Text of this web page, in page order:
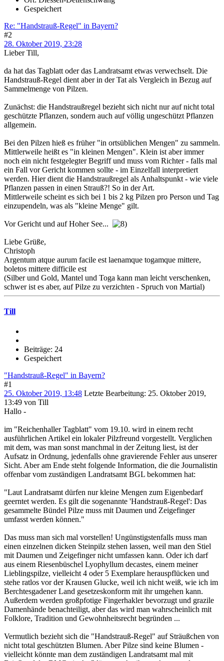
Gespeichert
Re: "Handstrauß-Regel" in Bayern?
#2
28. Oktober 2019, 23:28
Lieber Till,
da hat das Tagblatt oder das Landratsamt etwas verwechselt. Die
Handstrauß-Regel dient aber in der Tat als Vergleich in Bezug auf
Sammelmenge von Pilzen.
Zunächst: die Handstraußregel bezieht sich nicht nur auf nicht total
geschützte Pflanzen, sondern auch auf völlig ungeschützt Pflanzen
allgemein.
Bei den Pilzen hieß es früher "in ortsüblichen Mengen" zu sammeln.
Mittlerweile heißt es "in kleinen Mengen". Klein ist aber immer
noch ein nicht festgelegter Begriff und muss vom Richter - falls mal
ein Fall vor Gericht kommen sollte - im Einzelfall interpretiert
werden. Hier dient die Handstraußregel als Anhaltspunkt - wie viele
Pflanzen passen in einen Strauß?! So in der Art.
Mittlerweile scheint es sich bei 1 bis 2 kg Pilzen pro Person und Tag
einzupendeln, was als "kleine Menge" gilt.
Vor Gericht und auf Hoher See...
Liebe Grüße,
Christoph
Argentum atque aurum facile est laenamque togamque mittere,
boletos mittere difficile est
(Silber und Gold, Mantel und Toga kann man leicht verschenken,
schwer ist es aber, auf Pilze zu verzichten - Spruch von Martial)
Till
Beiträge: 24
Gespeichert
"Handstrauß-Regel" in Bayern?
#1
25. Oktober 2019, 13:48 Letzte Bearbeitung: 25. Oktober 2019,
13:49 von Till
Hallo -
im "Reichenhaller Tagblatt" vom 19.10. wird in einem recht
ausführlichen Artikel ein lokaler Pilzfreund vorgestellt. Verglichen
mit dem, was man sonst manchmal in der Zeitung liest, ist der
Aufsatz in Ordnung, jedenfalls ohne gravierende Fehler aus unserer
Sicht. Aber am Ende steht folgende Information, die die Journalistin
offenbar vom zuständigen Landratsamt BGL bekommen hat:
"Laut Landratsamt dürfen nur kleine Mengen zum Eigenbedarf
geerntet werden. Es gilt die sogenannte 'Handstrauß-Regel': Das
gesammelte Bündel Pilze muss mit Daumen und Zeigefinger
umfasst werden können."
Das muss man sich mal vorstellen! Ungünstigstenfalls muss man
einen einzelnen dicken Steinpilz stehen lassen, weil man den Stiel
mit Daumen und Zeigefinger nicht umfassen kann. Oder ich darf
aus einem Riesenbüschel Lyophyllum decastes, einem meiner
Lieblingspilze, vielleicht 4 oder 5 Exemplare herauspflücken und
stehe ratlos vor der Krausen Glucke, weil ich nicht weiß, wie ich im
Berchtesgadener Land gesetzeskonform mit ihr umgehen kann.
Außerdem werden großpfotige Fingerhakler bevorzugt und grazile
Damenhände benachteiligt, aber das wird man wahrscheinlich mit
Folklore, Tradition und Gewohnheitsrecht begründen ...
Vermutlich bezieht sich die "Handstrauß-Regel" auf Sträußchen von
nicht total geschützten Blumen. Aber Pilze sind keine Blumen -
vielleicht könnte man dem zuständigen Landratsamt mal mit